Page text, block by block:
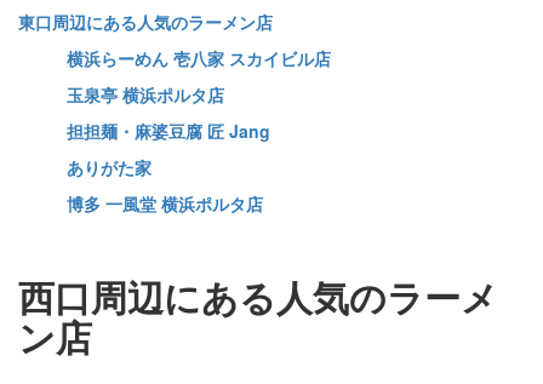
東口周辺にある人気のラーメン店
横浜らーめん 壱八家 スカイビル店
玉泉亭 横浜ポルタ店
担担麺・麻婆豆腐 匠 Jang
ありがた家
博多 一風堂 横浜ポルタ店
西口周辺にある人気のラーメ
ン店